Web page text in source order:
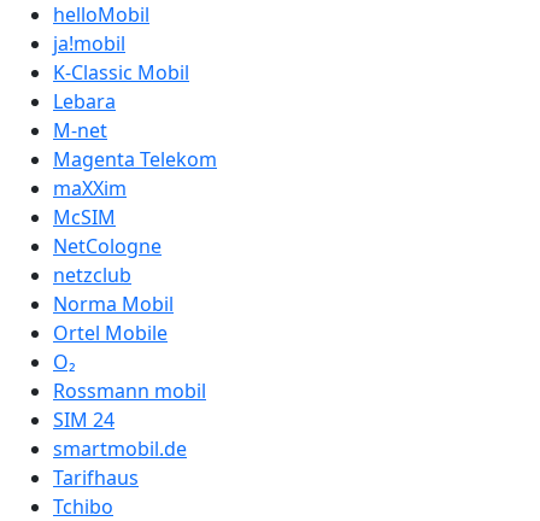
helloMobil
ja!mobil
K-Classic Mobil
Lebara
M-net
Magenta Telekom
maXXim
McSIM
NetCologne
netzclub
Norma Mobil
Ortel Mobile
O₂
Rossmann mobil
SIM 24
smartmobil.de
Tarifhaus
Tchibo